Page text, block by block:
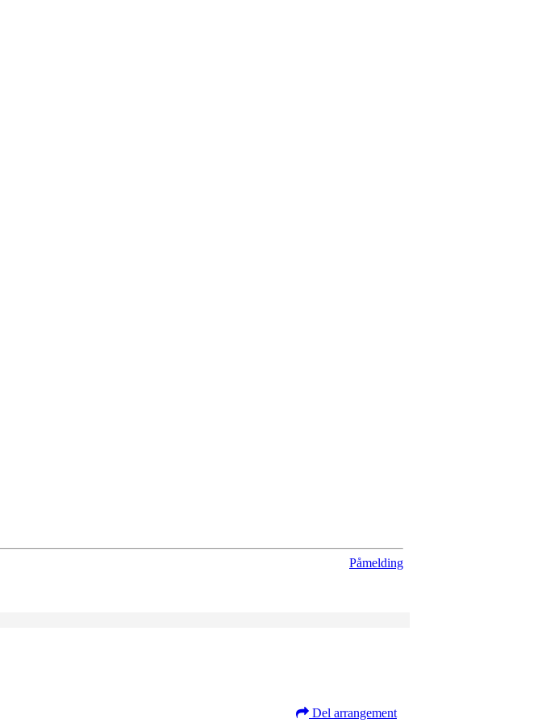
Påmelding
Del arrangement